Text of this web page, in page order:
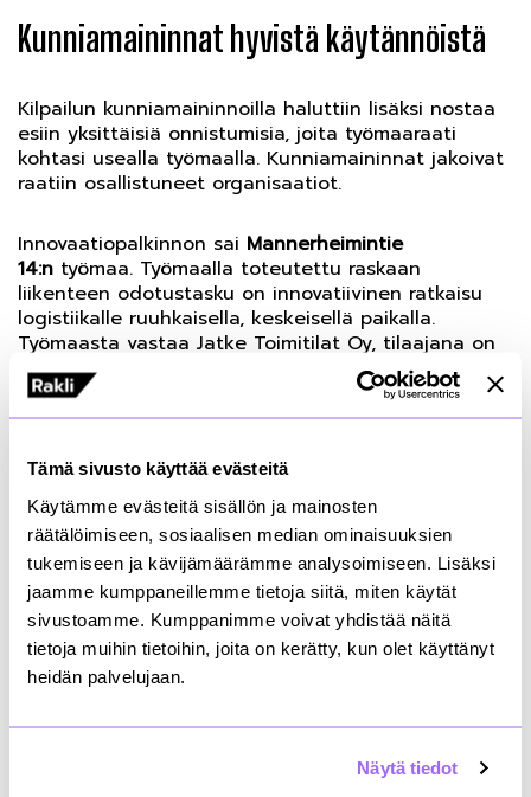
Tämä sivusto käyttää evästeitä
Käytämme evästeitä sisällön ja mainosten
räätälöimiseen, sosiaalisen median ominaisuuksien
tukemiseen ja kävijämäärämme analysoimiseen. Lisäksi
jaamme kumppaneillemme tietoja siitä, miten käytät
sivustoamme. Kumppanimme voivat yhdistää näitä
tietoja muihin tietoihin, joita on kerätty, kun olet käyttänyt
heidän palvelujaan.
Näytä tiedot
Kunniamaininnat hyvistä käytännöistä
Kilpailun kunniamaininnoilla haluttiin lisäksi nostaa
esiin yksittäisiä onnistumisia, joita työmaaraati
kohtasi usealla työmaalla. Kunniamaininnat jakoivat
raatiin osallistuneet organisaatiot.
Innovaatiopalkinnon sai Mannerheimintie
14:n työmaa. Työmaalla toteutettu raskaan
liikenteen odotustasku on innovatiivinen ratkaisu
logistiikalle ruuhkaisella, keskeisellä paikalla.
Työmaasta vastaa Jatke Toimitilat Oy, tilaajana on
Sponda. Palkinnon myönsi Kiinteistönomistajat ja
rakennuttajat Rakli ry.
palkittiinKruunusiltojen Koirasaarentien
Väliaikainen pysäkki Lauri Mikonpojan tie
Laajasalossa Koirasaarentiellä on toteutettu
esimerkillisellä tavalla. Väliaikaisen pysäkkikorokkeen
pintamateriaali ja pysäkkikatos lisäävät
matkustajien turvallisuutta ja viihtyisyyttä. Lisäksi
pysäkkijärjestelyissä on otettu huomioon
esteettömyys. Työmaasta vastaa Kruunusillat
allianssi, tilaajana on Helsingin kaupunki. Palkinnon
Itäbaanantyömaa.